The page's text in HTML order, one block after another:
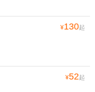
¥130起
¥52起